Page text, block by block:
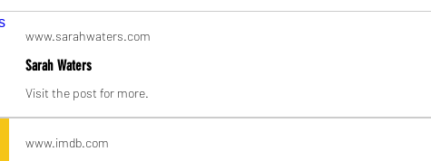
www.sarahwaters.com
Sarah Waters
Visit the post for more.
www.imdb.com